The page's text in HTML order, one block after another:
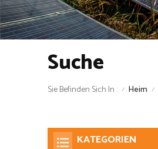
Suche
Sie Befinden Sich In : / Heim /
KATEGORIEN